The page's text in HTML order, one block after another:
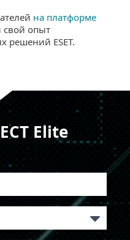
на платформе
свой опыт
решений ESET.